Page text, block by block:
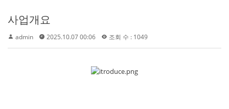
사업개요
admin 2025.10.07 00:06 조회 수 : 1049